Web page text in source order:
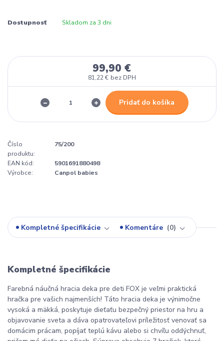
Dostupnosť Skladom za 3 dni
99,90 €
81,22 € bez DPH
Pridať do košíka
Číslo
produktu:
75/200
EAN kód:
5901691880498
Výrobce:
Canpol babies
Kompletné špecifikácie Komentáre 0
Kompletné špecifikácie
Farebná náučná hracia deka pre deti FOX je veľmi praktická
hračka pre vašich najmenších! Táto hracia deka je výnimočne
vysoká a mäkká, poskytuje dieťaťu bezpečný priestor na hru a
objavovanie sveta a dáva opatrovateľovi príležitosť venovať sa
domácim prácam, popíjať teplú kávu alebo si chvíľu oddýchnuť,